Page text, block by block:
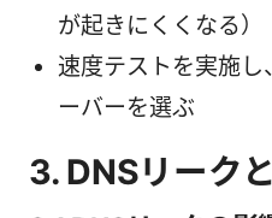
が起きにくくなる）
速度テストを実施
ーバーを選ぶ
3. DNSリーク